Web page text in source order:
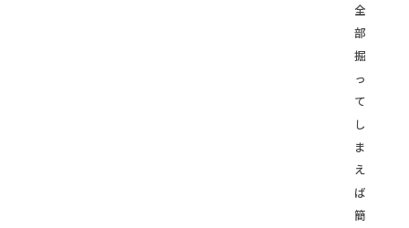
全
部
掘
っ
て
し
ま
え
ば
簡